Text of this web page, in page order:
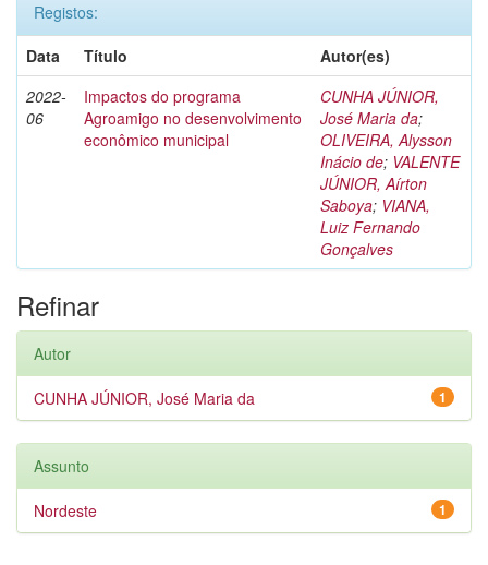
Registos:
Data
Título
Autor(es)
2022-
06
Impactos do programa
Agroamigo no desenvolvimento
econômico municipal
CUNHA JÚNIOR,
José Maria da;
OLIVEIRA, Alysson
Inácio de; VALENTE
JÚNIOR, Aírton
Saboya; VIANA,
Luiz Fernando
Gonçalves
Refinar
Autor
1
CUNHA JÚNIOR, José Maria da
Assunto
1
Nordeste